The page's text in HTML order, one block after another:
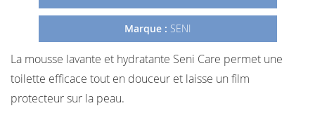
Marque : SENI
La mousse lavante et hydratante Seni Care permet une
toilette efficace tout en douceur et laisse un film
protecteur sur la peau.